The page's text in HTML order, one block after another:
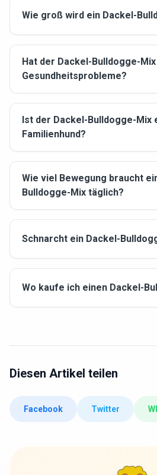
Wie groß wird ein Dackel-
Hat der Dackel-Bulldogge-Mix
Gesundheitsprobleme?
Ist der Dackel-Bulldogge-Mix
Familienhund?
Wie viel Bewegung braucht
Bulldogge-Mix täglich?
Schnarcht ein Dackel-
Wo kaufe ich einen Dackel-
Diesen Artikel teilen
Facebook Twitter